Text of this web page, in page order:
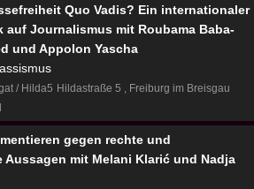
Quo Vadis? Ein internationaler
auf Journalismus mit Roubama Baba-
und Appolon Yascha
/ Hilda5 Hildastraße 5
Freiburg im Breisgau
gegen rechte und
Aussagen mit Melani Klarić und Nadja